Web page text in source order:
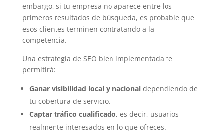
embargo, si tu empresa no aparece entre los
primeros resultados de búsqueda, es probable que
esos clientes terminen contratando a la
competencia.
Una estrategia de SEO bien implementada te
permitirá:
Ganar visibilidad local y nacionaldependiendo de
tu cobertura de servicio.
Captar tráfico cualificado, es decir, usuarios
realmente interesados en lo que ofreces.